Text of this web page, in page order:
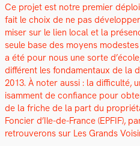
Ce pro­jet est notre pre­mier
fait le choix de ne pas
miser sur le lien local et la
seule base des moyens
a été pour nous une sorte
dif­férent les fon­da­men­taux de la
2013. À not­er aus­si : la dif­fi­culté,
isam­ment de con­fi­ance pour
de la friche de la part du
Fonci­er d’Ile-de-France (EPFIF),
retrou­verons sur Les Grands